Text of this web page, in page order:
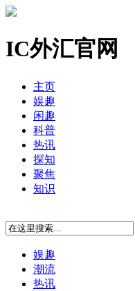
IC外汇官网
主页
娱趣
闲趣
科普
热讯
探知
聚焦
知识
娱趣
潮流
热讯